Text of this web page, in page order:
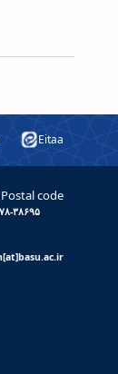
Eitaa
Postal code
۶۵۱۷۸-